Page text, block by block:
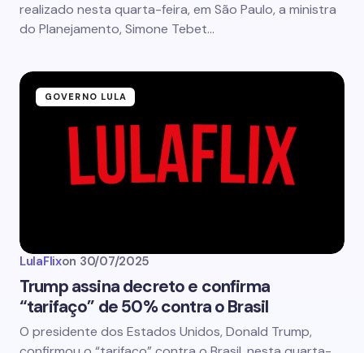
realizado nesta quarta-feira, em São Paulo, a ministra
do Planejamento, Simone Tebet…
GOVERNO LULA
LulaFlixon 30/07/2025
Trump assina decreto e confirma
“tarifaço” de 50% contra o Brasil
O presidente dos Estados Unidos, Donald Trump,